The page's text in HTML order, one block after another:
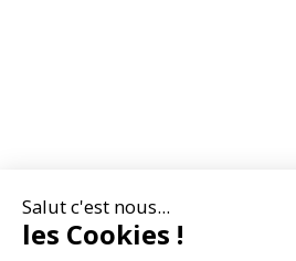
Salut c'est nous...
les Cookies !